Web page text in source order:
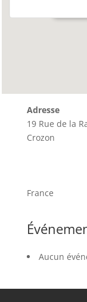
Adresse
19 Rue de la
Crozon
France
Aucun